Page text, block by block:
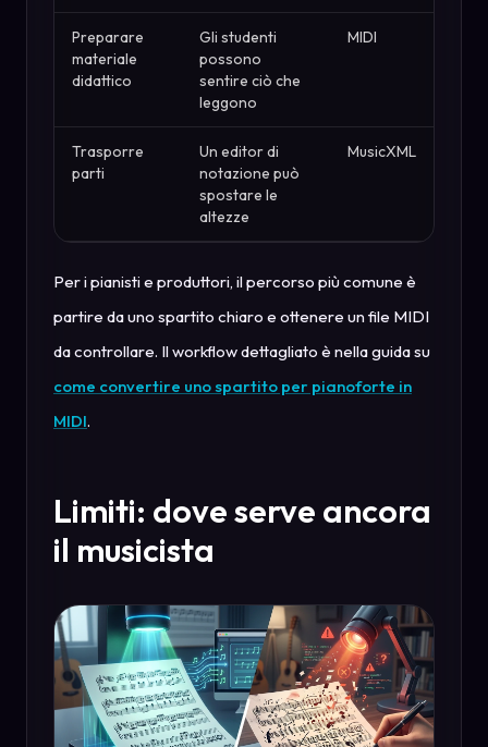
Preparare
materiale
didattico
Gli studenti
possono
sentire ciò che
leggono
MIDI
Trasporre
parti
Un editor di
notazione può
spostare le
altezze
MusicXML
Per i pianisti e produttori, il percorso più comune è
partire da uno spartito chiaro e ottenere un file MIDI
da controllare. Il workflow dettagliato è nella guida su
come convertire uno spartito per pianoforte in
MIDI.
Limiti: dove serve ancora
il musicista